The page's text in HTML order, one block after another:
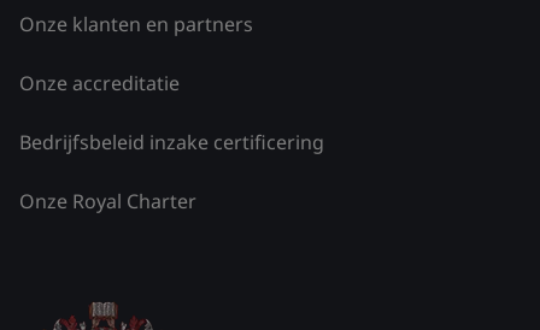
Onze klanten en partners
Onze accreditatie
Bedrijfsbeleid inzake certificering
Onze Royal Charter